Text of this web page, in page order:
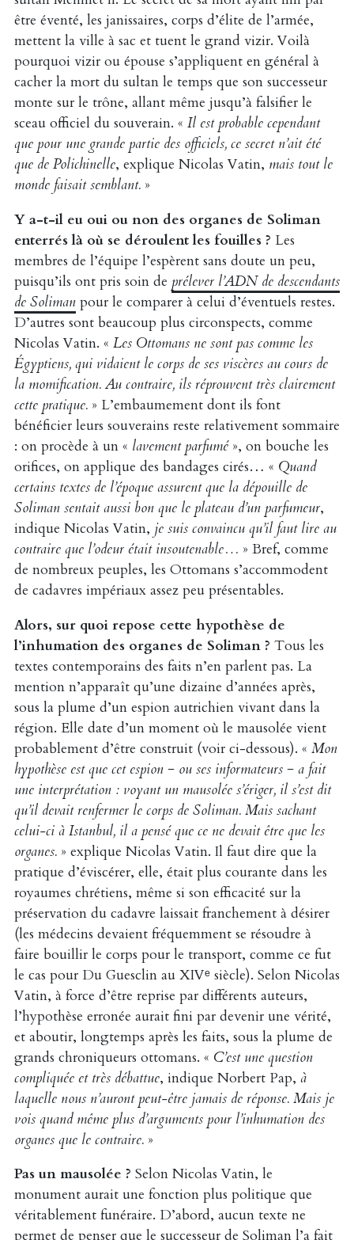
être éventé, les janissaires, corps d’élite de l’armée,
mettent la ville à sac et tuent le grand vizir. Voilà
pourquoi vizir ou épouse s’appliquent en général à
cacher la mort du sultan le temps que son successeur
monte sur le trône, allant même jusqu’à falsifier le
sceau officiel du souverain. « Il est probable cependant
que pour une grande partie des officiels, ce secret n’ait été
que de Polichinelle, explique Nicolas Vatin, mais tout le
monde faisait semblant.»
Y a-t-il eu oui ou non des organes de Soliman
enterrés là où se déroulent les fouilles ? Les
membres de l’équipe l’espèrent sans doute un peu,
puisqu’ils ont pris soin de prélever l’ADN de descendants
de Solimanpour le comparer à celui d’éventuels restes.
D’autres sont beaucoup plus circonspects, comme
Nicolas Vatin. « Les Ottomans ne sont pas comme les
Égyptiens, qui vidaient le corps de ses viscères au cours de
la momification. Au contraire, ils réprouvent très clairement
cette pratique.» L’embaumement dont ils font
bénéficier leurs souverains reste relativement sommaire
: on procède à un « lavement parfumé», on bouche les
orifices, on applique des bandages cirés… « Quand
certains textes de l’époque assurent que la dépouille de
Soliman sentait aussi bon que le plateau d’un parfumeur,
indique Nicolas Vatin, je suis convaincu qu’il faut lire au
contraire que l’odeur était insoutenable… » Bref, comme
de nombreux peuples, les Ottomans s’accommodent
de cadavres impériaux assez peu présentables.
Alors, sur quoi repose cette hypothèse de
l’inhumation des organes de Soliman ? Tous les
textes contemporains des faits n’en parlent pas. La
mention n’apparaît qu’une dizaine d’années après,
sous la plume d’un espion autrichien vivant dans la
région. Elle date d’un moment où le mausolée vient
probablement d’être construit (voir ci-dessous). « Mon
hypothèse est que cet espion − ou ses informateurs − a fait
une interprétation : voyant un mausolée s’ériger, il s’est dit
qu’il devait renfermer le corps de Soliman. Mais sachant
celui-ci à Istanbul, il a pensé que ce ne devait être que les
organes.» explique Nicolas Vatin. Il faut dire que la
pratique d’éviscérer, elle, était plus courante dans les
royaumes chrétiens, même si son efficacité sur la
préservation du cadavre laissait franchement à désirer
(les médecins devaient fréquemment se résoudre à
faire bouillir le corps pour le transport, comme ce fut
le cas pour Du Guesclin au XIVᵉ siècle). Selon Nicolas
Vatin, à force d’être reprise par différents auteurs,
l’hypothèse erronée aurait fini par devenir une vérité,
et aboutir, longtemps après les faits, sous la plume de
grands chroniqueurs ottomans. « C’est une question
compliquée et très débattue, indique Norbert Pap, à
laquelle nous n’auront peut-être jamais de réponse. Mais je
vois quand même plus d’arguments pour l’inhumation des
organes que le contraire.»
Pas un mausolée ? Selon Nicolas Vatin, le
monument aurait une fonction plus politique que
véritablement funéraire. D’abord, aucun texte ne
permet de penser que le successeur de Soliman l’a fait